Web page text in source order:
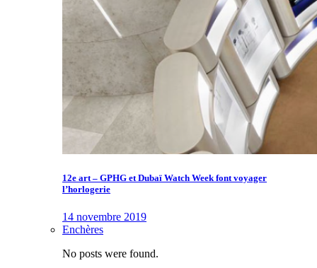
12e art – GPHG et Dubaï Watch Week font voyager
l’horlogerie
14 novembre 2019
Enchères
No posts were found.